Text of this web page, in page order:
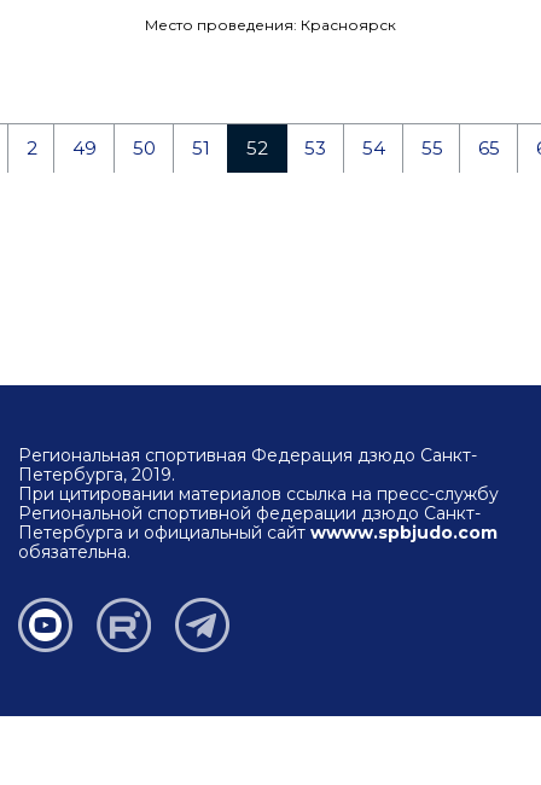
Место проведения: Красноярск
2 49 50 51 52 53 54 55 65
Региональная спортивная Федерация дзюдо Санкт-
Петербурга, 2019.
При цитировании материалов ссылка на пресс-службу
Региональной спортивной федерации дзюдо Санкт-
Петербурга и официальный сайт wwww.spbjudo.com
обязательна.